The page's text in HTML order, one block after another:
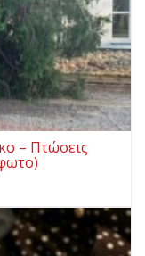
– Πτώσεις